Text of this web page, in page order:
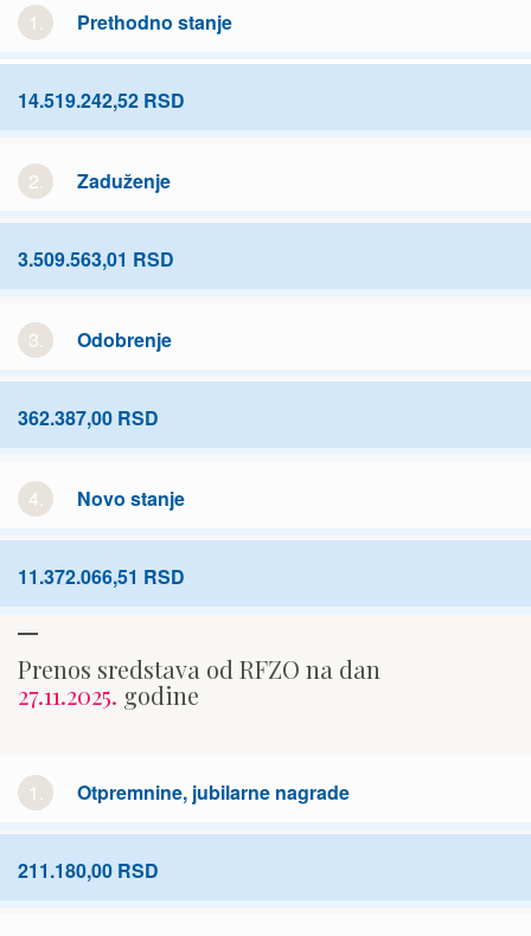
1. Prethodno stanje
14.519.242,52 RSD
2. Zaduženje
3.509.563,01 RSD
3. Odobrenje
362.387,00 RSD
4. Novo stanje
11.372.066,51 RSD
Prenos sredstava od RFZO na dan
27.11.2025. godine
1. Otpremnine, jubilarne nagrade
211.180,00 RSD